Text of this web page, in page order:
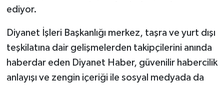
ediyor.
Diyanet İşleri Başkanlığı merkez, taşra ve yurt dışı
teşkilatına dair gelişmelerden takipçilerini anında
haberdar eden Diyanet Haber, güvenilir habercilik
anlayışı ve zengin içeriği ile sosyal medyada da
Bilecik Müftülüğü
Bingöl Müftülüğü
Bitlis Müftülüğü
Kültür-Sanat
Sağlık